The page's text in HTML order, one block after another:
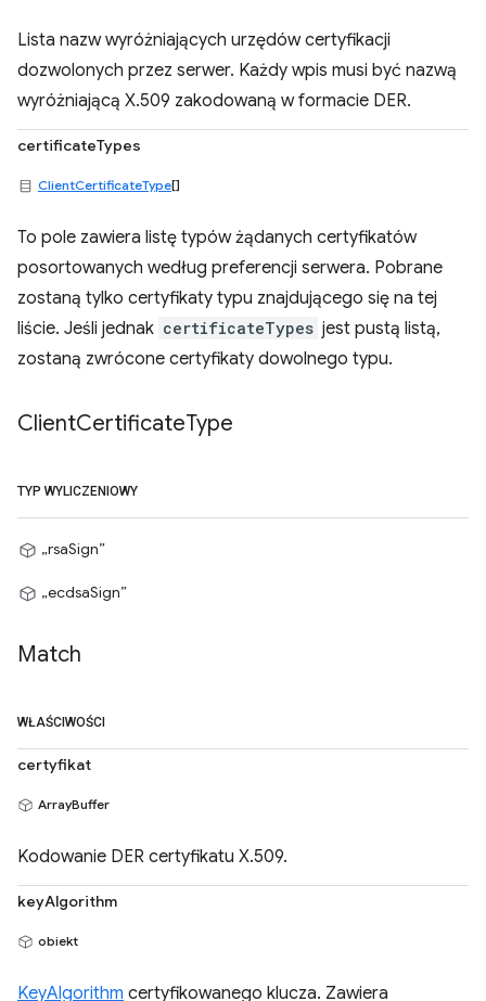
Lista nazw wyróżniających urzędów certyfikacji
dozwolonych przez serwer. Każdy wpis musi być nazwą
wyróżniającą X.509 zakodowaną w formacie DER.
certificateTypes
ClientCertificateType[]
To pole zawiera listę typów żądanych certyfikatów
posortowanych według preferencji serwera. Pobrane
zostaną tylko certyfikaty typu znajdującego się na tej
liście. Jeśli jednak certificateTypes jest pustą listą,
zostaną zwrócone certyfikaty dowolnego typu.
ClientCertificateType
TYP WYLICZENIOWY
„rsaSign”
„ecdsaSign”
Match
WŁAŚCIWOŚCI
certyfikat
ArrayBuffer
Kodowanie DER certyfikatu X.509.
keyAlgorithm
obiekt
KeyAlgorithm certyfikowanego klucza. Zawiera